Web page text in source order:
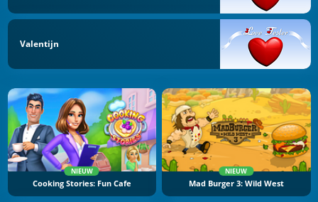
Valentijn
NIEUW
Cooking Stories: Fun Cafe
NIEUW
Mad Burger 3: Wild West